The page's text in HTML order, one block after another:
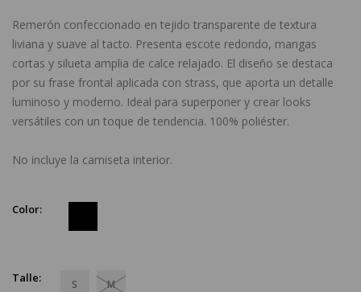
Remerón confeccionado en tejido transparente de textura
liviana y suave al tacto. Presenta escote redondo, mangas
cortas y silueta amplia de calce relajado. El diseño se destaca
por su frase frontal aplicada con strass, que aporta un detalle
luminoso y moderno. Ideal para superponer y crear looks
versátiles con un toque de tendencia. 100% poliéster.
No incluye la camiseta interior.
Color:
Talle: S M